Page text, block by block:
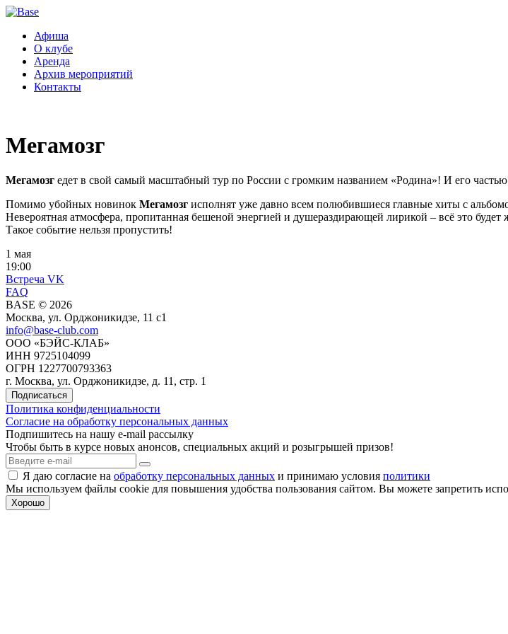
Афиша
О клубе
Аренда
Архив мероприятий
Контакты
Мегамозг
Мегамозг едет в свой самый масштабный тур по России с громким названием «Родина»! И его
Помимо убойных новинок Мегамозг исполнят уже давно всем полюбившиеся главные хиты с
Невероятная атмосфера, пропитанная бешеной энергией и душераздирающей лирикой – всё это будет
Такое событие нельзя пропустить!
1 мая
19:00
Встреча VK
FAQ
BASE © 2026
Москва, ул. Орджоникидзе, 11 c1
info@base-club.com
ООО «БЭЙС-КЛАБ»
ИНН 9725104099
ОГРН 1227700793363
г. Москва, ул. Орджоникидзе, д. 11, стр. 1
Подписаться
Политика конфиденциальности
Согласие на обработку персональных данных
Подпишитесь на нашу e-mail рассылку
Чтобы быть в курсе новых анонсов, специальных акций и розыгрышей призов!
Я даю согласие на обработку персональных данных и принимаю условия политики
Мы используем файлы cookie для повышения удобства пользования cайтом. Вы можете запретить
Хорошо